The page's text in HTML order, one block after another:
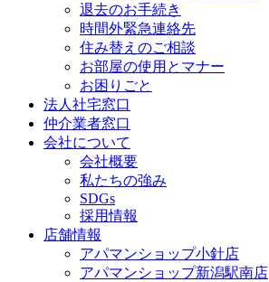
退去のお手続き
時間外緊急連絡先
住み替えのご相談
お部屋の使用とマナー
お困りごと
法人社宅窓口
仲介業者窓口
会社について
会社概要
私たちの強み
SDGs
採用情報
店舗情報
アパマンショップ小針店
アパマンショップ新潟駅南店